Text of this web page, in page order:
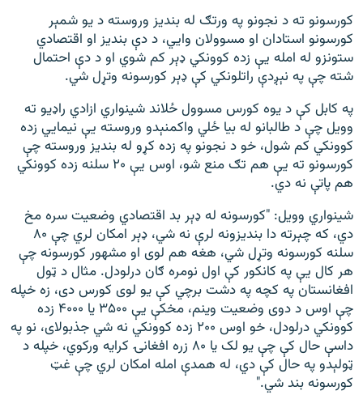
کورسونو ته د نجونو په ورتګ له بندیز وروسته د یو شمېر
کورسونو استادان او مسوولان وايي، د دې بندیز او اقتصادي
ستونزو له امله یې زده کوونکي ډېر کم شوي او د دې احتمال
شته چې په نېږدې راتلونکي کې ډېر کورسونه وتړل شي.
په کابل کې د یوه کورس مسوول ځلاند شینواري ازادي راډيو ته
وویل چې د طالبانو له بيا ځلي واکمنېدو وروسته یې نیمايي زده
کوونکي کم شول، خو د نجونو په زده کړو له بندیز وروسته چې
کورسونو ته یې هم تګ منع شو، اوس یې ۲۰ سلنه زده کوونکي
هم پاتې نه دي.
شینواري وویل: "کورسونه له ډېر بد اقتصادي وضعیت سره مخ
دي، که چېرته دا بندیزونه لرې نه شي، ډېر امکان لري چې ۸۰
سلنه کورسونه وتړل شي، هغه هم لوی او مشهور کورسونه چې
هر کال یې په کانکور کې اول نومره ګان درلودل. مثال د ټول
افغانستان په کچه په دشت برچي کې یو لوی کورس دی، زه خپله
چې اوس د دوی وضعیت وینم، مخکې یې ۳۵۰۰ یا ۴۰۰۰ زده
کوونکي درلودل، خو اوس ۲۰۰ زده کوونکي نه شي جذبولای، نو په
داسې حال کې چې یو لک یا ۸۰ زره افغانۍ کرایه ورکوي، خپله د
ټولېدو په حال کې دي، له همدې امله امکان لري چې غټ
کورسونه بند شي."